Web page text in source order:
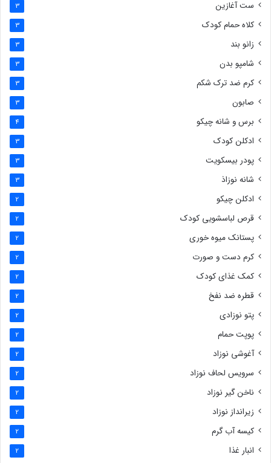
ست آغازین 3
کلاه حمام کودک 3
زانو بند 3
شامپو بدن 3
کرم ضد ترک شکم 3
صابون 3
برس و شانه چیکو 4
ادکلن کودک 3
پودر بیسکویت 3
شانه نوزاذ 3
ادکلن چیکو 2
قرص لباسشویی کودک 2
پستانک میوه خوری 2
کرم دست و صورت 2
کمک غذای کودک 2
قطره ضد نفخ 2
پتو نوزادی 2
پوپت حمام 2
آغوشی نوزاد 2
سرویس لحاف نوزاد 2
ناخن گیر نوزاد 2
زیرانداز نوزاد 2
کیسه آب گرم 2
انبار غذا 2